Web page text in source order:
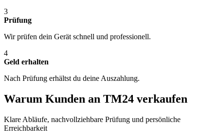
3
Prüfung
Wir prüfen dein Gerät schnell und professionell.
4
Geld erhalten
Nach Prüfung erhältst du deine Auszahlung.
Warum Kunden an TM24 verkaufen
Klare Abläufe, nachvollziehbare Prüfung und persönliche
Erreichbarkeit